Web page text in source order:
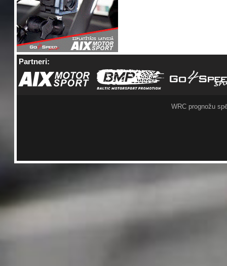
Partneri:
WRC prognožu